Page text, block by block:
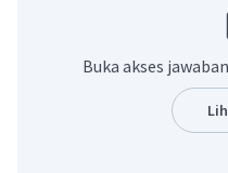
pertengkaran badak
maka terjadi Hukum I
gaya yang terjadi
Beri Rating· 0 )
Buka akses